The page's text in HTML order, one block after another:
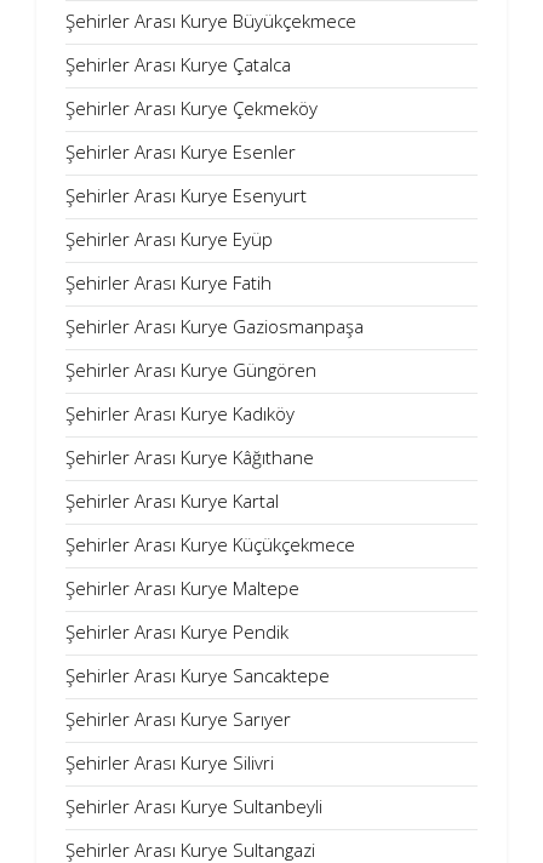
Şehirler Arası Kurye Büyükçekmece
Şehirler Arası Kurye Çatalca
Şehirler Arası Kurye Çekmeköy
Şehirler Arası Kurye Esenler
Şehirler Arası Kurye Esenyurt
Şehirler Arası Kurye Eyüp
Şehirler Arası Kurye Fatih
Şehirler Arası Kurye Gaziosmanpaşa
Şehirler Arası Kurye Güngören
Şehirler Arası Kurye Kadıköy
Şehirler Arası Kurye Kâğıthane
Şehirler Arası Kurye Kartal
Şehirler Arası Kurye Küçükçekmece
Şehirler Arası Kurye Maltepe
Şehirler Arası Kurye Pendik
Şehirler Arası Kurye Sancaktepe
Şehirler Arası Kurye Sarıyer
Şehirler Arası Kurye Silivri
Şehirler Arası Kurye Sultanbeyli
Şehirler Arası Kurye Sultangazi